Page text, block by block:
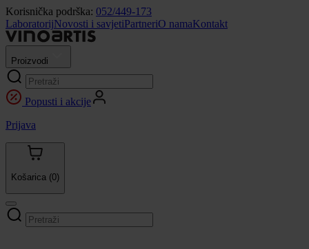
Korisnička podrška: 052/449-173
LaboratorijNovosti i savjetiPartneriO namaKontakt
Proizvodi
Popusti i akcije
Prijava
Košarica (0)